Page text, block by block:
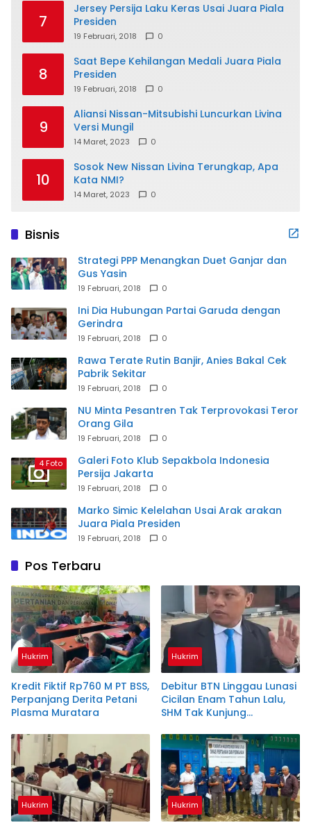
7
Jersey Persija Laku Keras Usai Juara Piala
Presiden
19 Februari, 2018 0
8
Saat Bepe Kehilangan Medali Juara Piala
Presiden
19 Februari, 2018 0
9
Aliansi Nissan-Mitsubishi Luncurkan Livina
Versi Mungil
14 Maret, 2023 0
10
Sosok New Nissan Livina Terungkap, Apa
Kata NMI?
14 Maret, 2023 0
Bisnis
Strategi PPP Menangkan Duet Ganjar dan
Gus Yasin
19 Februari, 2018 0
Ini Dia Hubungan Partai Garuda dengan
Gerindra
19 Februari, 2018 0
Rawa Terate Rutin Banjir, Anies Bakal Cek
Pabrik Sekitar
19 Februari, 2018 0
NU Minta Pesantren Tak Terprovokasi Teror
Orang Gila
19 Februari, 2018 0
4 Foto
Galeri Foto Klub Sepakbola Indonesia
Persija Jakarta
19 Februari, 2018 0
Marko Simic Kelelahan Usai Arak arakan
Juara Piala Presiden
19 Februari, 2018 0
Pos Terbaru
Hukrim
Kredit Fiktif Rp760 M PT BSS,
Perpanjang Derita Petani
Plasma Muratara
Hukrim
Debitur BTN Linggau Lunasi
Cicilan Enam Tahun Lalu,
SHM Tak Kunjung
Hukrim Hukrim